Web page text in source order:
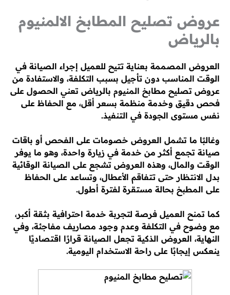
عروض تصليح المطابخ الالمنيوم
بالرياض
العروض المصممة بعناية تتيح للعميل إجراء الصيانة في
الوقت المناسب دون تأجيل بسبب التكلفة، والاستفادة من
عروض تصليح مطابخ المنيوم بالرياض تعني الحصول على
فحص دقيق وخدمة منظمة بسعر أقل، مع الحفاظ على
نفس مستوى الجودة في التنفيذ.
وغالبًا ما تشمل العروض خصومات على الفحص أو باقات
صيانة تجمع أكثر من خدمة في زيارة واحدة، وهو ما يوفر
الوقت والمال، وهذه العروض تشجع على الصيانة الوقائية
بدل الانتظار حتى تتفاقم الأعطال، وتساعد على الحفاظ
على المطبخ بحالة مستقرة لفترة أطول.
كما تمنح العميل فرصة لتجربة خدمة احترافية بثقة أكبر،
مع وضوح في التكلفة وعدم وجود مصاريف مفاجئة، وفي
النهاية، العروض الذكية تجعل الصيانة قرارًا اقتصاديًا
ينعكس إيجابًا على راحة الاستخدام اليومية.